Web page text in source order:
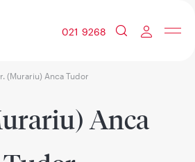
021 9268
(Murariu) Anca Tudor
Anca